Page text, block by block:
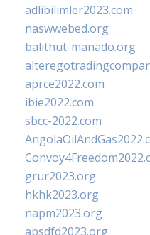
adlibilimler2023.com
naswwebed.org
balithut-manado.org
aprce2022.com
ibie2022.com
sbcc-2022.com
grur2023.org
hkhk2023.org
napm2023.org
apsdfd2023.org